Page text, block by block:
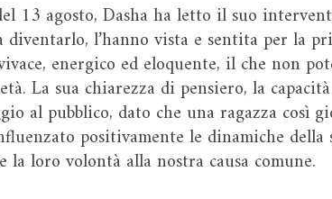
13 agosto, Dasha ha letto il suo
l’hanno vista e sentita per la
energico ed eloquente, il che non
La sua chiarezza di pensiero, la
al pubblico, dato che una ragazza così
positivamente le dinamiche
la loro volontà alla nostra causa comune.